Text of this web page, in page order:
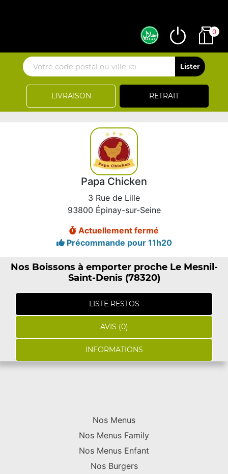
LIVRAISON RETRAIT
0
Papa Chicken
3 Rue de Lille
93800 Épinay-sur-Seine
Actuellement fermé
Précommande pour 11h20
Nos Boissons à emporter proche Le Mesnil-
Saint-Denis (78320)
LISTE RESTOS
AVIS (0)
INFORMATIONS
Nos Menus
Nos Menus Family
Nos Menus Enfant
Nos Burgers